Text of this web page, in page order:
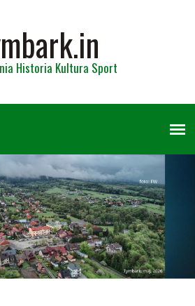
Historia Kultura Sport